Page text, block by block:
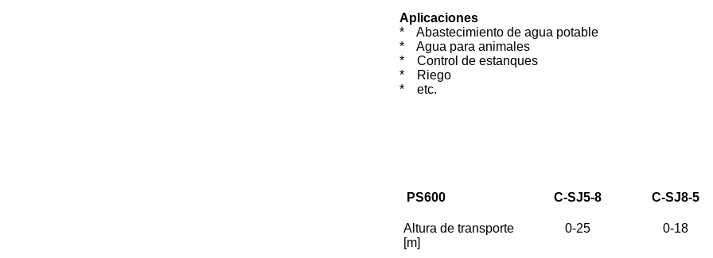
PS600 C-SJ5-8 C-SJ8-5
0-25 0-18
Aplicaciones
* Abastecimiento de agua potable
* Agua para animales
* Control de estanques
*
Riego
* etc.
Altura de transporte
[m]